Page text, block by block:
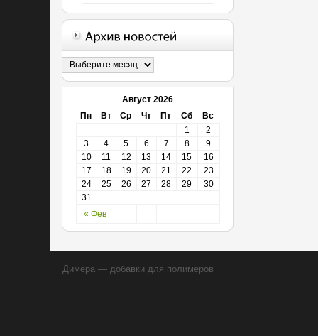
Август 2026
Пн
Вт Ср Чт Пт Сб Вс
« Фев
1
2
3
4 5 6 7 8
9
10
11 12 13 14 15
16
17
18 19 20 21 22
23
24
25 26 27 28 29
30
31
Димера — добавки для полимеров